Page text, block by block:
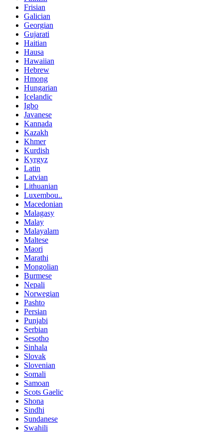
Frisian
Galician
Georgian
Gujarati
Haitian
Hausa
Hawaiian
Hebrew
Hmong
Hungarian
Icelandic
Igbo
Javanese
Kannada
Kazakh
Khmer
Kurdish
Kyrgyz
Latin
Latvian
Lithuanian
Luxembou..
Macedonian
Malagasy
Malay
Malayalam
Maltese
Maori
Marathi
Mongolian
Burmese
Nepali
Norwegian
Pashto
Persian
Punjabi
Serbian
Sesotho
Sinhala
Slovak
Slovenian
Somali
Samoan
Scots Gaelic
Shona
Sindhi
Sundanese
Swahili